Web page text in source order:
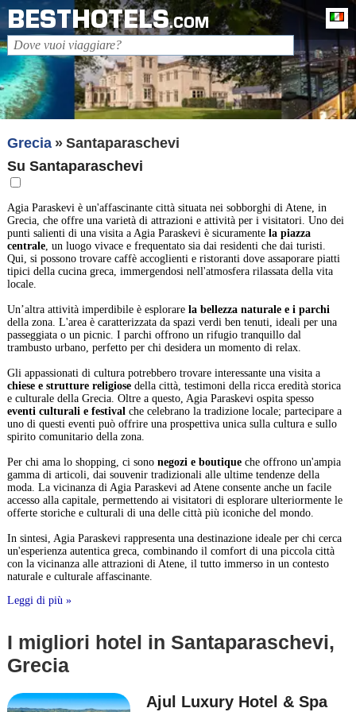
BESTHOTELS.COM
Grecia
Santaparaschevi
Su Santaparaschevi
Agia Paraskevi è un'affascinante città situata nei sobborghi di Atene, in
Grecia, che offre una varietà di attrazioni e attività per i visitatori. Uno dei
punti salienti di una visita a Agia Paraskevi è sicuramente la piazza
centrale, un luogo vivace e frequentato sia dai residenti che dai turisti.
Qui, si possono trovare caffè accoglienti e ristoranti dove assaporare piatti
tipici della cucina greca, immergendosi nell'atmosfera rilassata della vita
locale.
Un’altra attività imperdibile è esplorare la bellezza naturale e i parchi
della zona. L'area è caratterizzata da spazi verdi ben tenuti, ideali per una
passeggiata o un picnic. I parchi offrono un rifugio tranquillo dal
trambusto urbano, perfetto per chi desidera un momento di relax.
Gli appassionati di cultura potrebbero trovare interessante una visita a
chiese e strutture religiosedella città, testimoni della ricca eredità storica
e culturale della Grecia. Oltre a questo, Agia Paraskevi ospita spesso
eventi culturali e festivalche celebrano la tradizione locale; partecipare a
uno di questi eventi può offrire una prospettiva unica sulla cultura e sullo
spirito comunitario della zona.
Per chi ama lo shopping, ci sono negozi e boutiqueche offrono un'ampia
gamma di articoli, dai souvenir tradizionali alle ultime tendenze della
moda. La vicinanza di Agia Paraskevi ad Atene consente anche un facile
accesso alla capitale, permettendo ai visitatori di esplorare ulteriormente le
offerte storiche e culturali di una delle città più iconiche del mondo.
In sintesi, Agia Paraskevi rappresenta una destinazione ideale per chi cerca
un'esperienza autentica greca, combinando il comfort di una piccola città
con la vicinanza alle attrazioni di Atene, il tutto immerso in un contesto
naturale e culturale affascinante.
Leggi di più »
I migliori hotel in Santaparaschevi,
Grecia
Ajul Luxury Hotel & Spa